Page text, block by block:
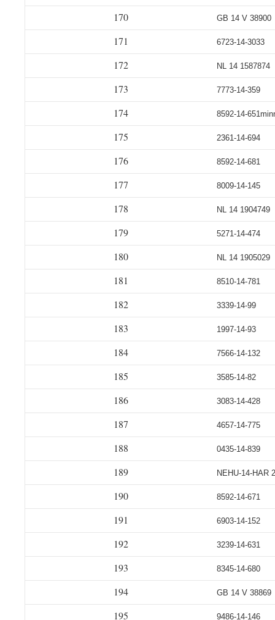
170 GB 14 V 38900
171 6723-14-3033
172 NL 14 1587874
173 7773-14-359
174 8592-14-
175 2361-14-694
176 8592-14-681
177 8009-14-145
178 NL 14 1904749
179 5271-14-474
180 NL 14 1905029
181 8510-14-781
182 3339-14-99
183 1997-14-93
184 7566-14-132
185 3585-14-82
186 3083-14-428
187 4657-14-775
188 0435-14-839
189 NEHU-14-HAR
190 8592-14-671
191 6903-14-152
192 3239-14-631
193 8345-14-680
194 GB 14 V 38869
195 9486-14-146